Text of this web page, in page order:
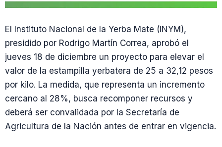
El Instituto Nacional de la Yerba Mate (INYM),
presidido por Rodrigo Martín Correa, aprobó el
jueves 18 de diciembre un proyecto para elevar el
valor de la estampilla yerbatera de 25 a 32,12 pesos
por kilo. La medida, que representa un incremento
cercano al 28%, busca recomponer recursos y
deberá ser convalidada por la Secretaría de
Agricultura de la Nación antes de entrar en vigencia.